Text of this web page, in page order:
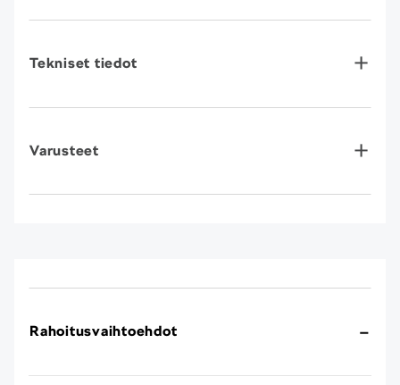
Tekniset tiedot
Varusteet
Rahoitusvaihtoehdot